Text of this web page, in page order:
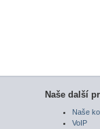
Naše další
Naše
VoIP